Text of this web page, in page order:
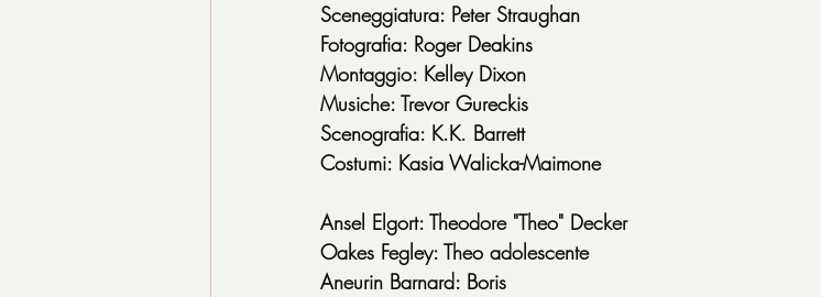
Sceneggiatura: Peter Straughan
Fotografia: Roger Deakins
Montaggio: Kelley Dixon
Musiche: Trevor Gureckis
Scenografia: K.K. Barrett
Costumi: Kasia Walicka-Maimone
Ansel Elgort: Theodore "Theo" Decker
Oakes Fegley: Theo adolescente
Aneurin Barnard: Boris